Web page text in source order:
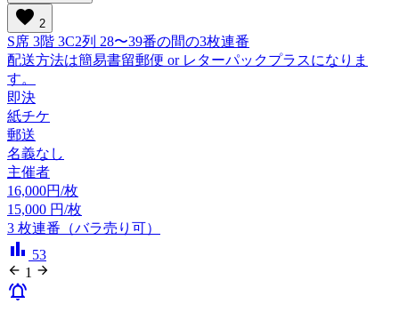
favorite 2
S席 3階 3C2列 28〜39番の間の3枚連番
配送方法は簡易書留郵便 or レターパックプラスになりま
す。
即決
紙チケ
郵送
名義なし
主催者
16,000円/枚
15,000 円/枚
3 枚連番（バラ売り可）
bar_chart 53
arrow_back 1 arrow_forward
notifications_active